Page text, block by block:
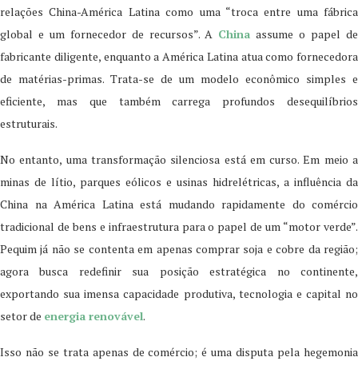
relações China-América Latina como uma “troca entre uma fábrica
global e um fornecedor de recursos”. A China assume o papel de
fabricante diligente, enquanto a América Latina atua como fornecedora
de matérias-primas. Trata-se de um modelo econômico simples e
eficiente, mas que também carrega profundos desequilíbrios
estruturais.
No entanto, uma transformação silenciosa está em curso. Em meio a
minas de lítio, parques eólicos e usinas hidrelétricas, a influência da
China na América Latina está mudando rapidamente do comércio
tradicional de bens e infraestrutura para o papel de um “motor verde”.
Pequim já não se contenta em apenas comprar soja e cobre da região;
agora busca redefinir sua posição estratégica no continente,
exportando sua imensa capacidade produtiva, tecnologia e capital no
setor de energia renovável.
Isso não se trata apenas de comércio; é uma disputa pela hegemonia